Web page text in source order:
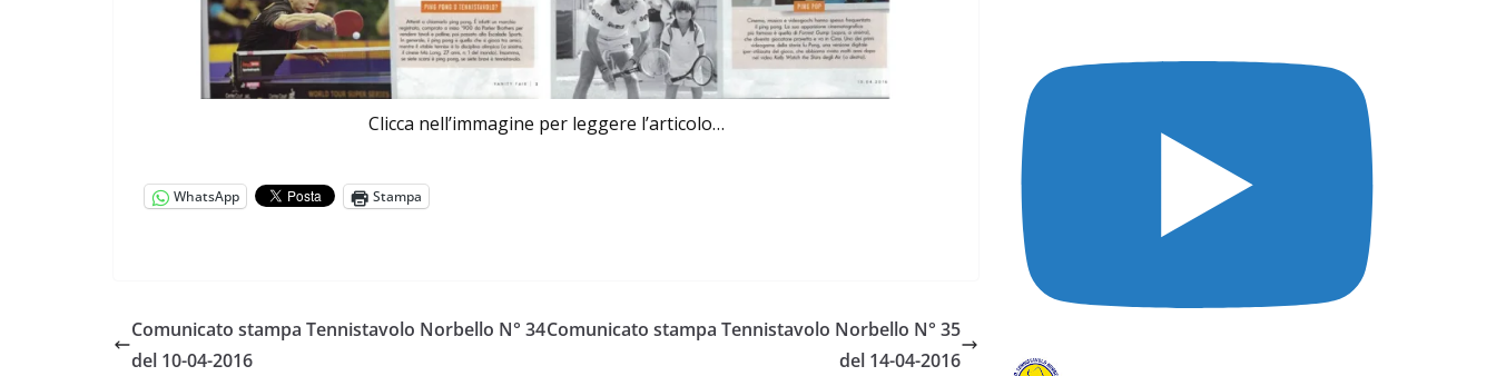
Clicca nell’immagine per leggere l’articolo…
WhatsApp Stampa
Comunicato stampa Tennistavolo Norbello N° 34
del 10-04-2016
Comunicato stampa Tennistavolo Norbello N° 35
del 14-04-2016